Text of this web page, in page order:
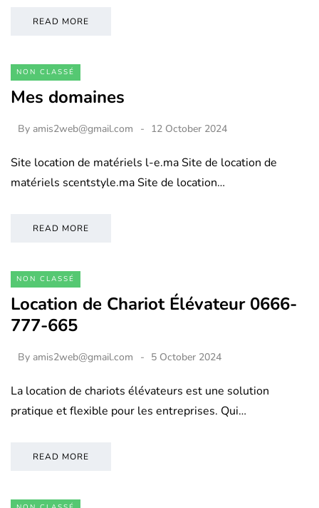
READ MORE
NON CLASSÉ
Mes domaines
By amis2web@gmail.com 12 October 2024
Site location de matériels l-e.ma Site de location de
matériels scentstyle.ma Site de location…
READ MORE
NON CLASSÉ
Location de Chariot Élévateur 0666-
777-665
By amis2web@gmail.com 5 October 2024
La location de chariots élévateurs est une solution
pratique et flexible pour les entreprises. Qui…
READ MORE